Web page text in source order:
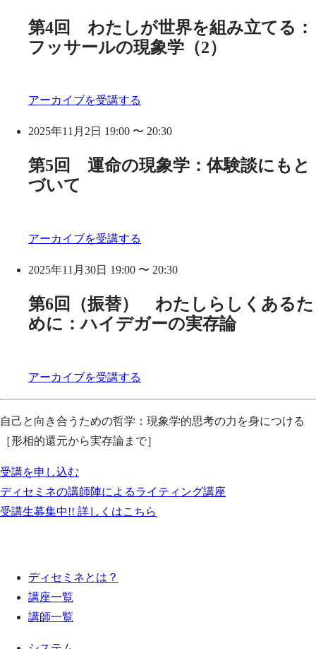
第4回 わたしが世界を組み立てる：
フッサールの現象学（2）
アーカイブを受講する
2025年11月2日 19:00 〜 20:30
第5回 運命の現象学：体験談にもと
づいて
アーカイブを受講する
2025年11月30日 19:00 〜 20:30
第6回（振替） わたしらしくあるた
めに：ハイデガーの実存論
アーカイブを受講する
自己と向き合うための哲学：現象学的思考の力を身につける
［形相的還元から実存論まで］
受講を申し込む
ディセミネの講師陣によるライティング講座
受講生募集中!! 詳しくはこちら
ディセミネとは？
講座一覧
講師一覧